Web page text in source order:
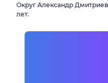
Округ Александр
лет.